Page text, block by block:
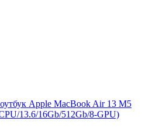
Apple MacBook Air 13 M5
13.6/16Gb/512Gb/8-GPU)